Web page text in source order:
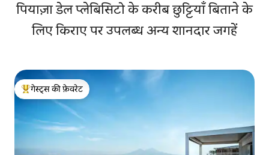
पियाज़ा डेल प्लेबिसिटो के करीब छुट्टियाँ बिताने के
लिए किराए पर उपलब्ध अन्य शानदार जगहें
गेस्ट्स का टॉप फ़ेवरेट
गेस्ट्स की फ़ेवरेट